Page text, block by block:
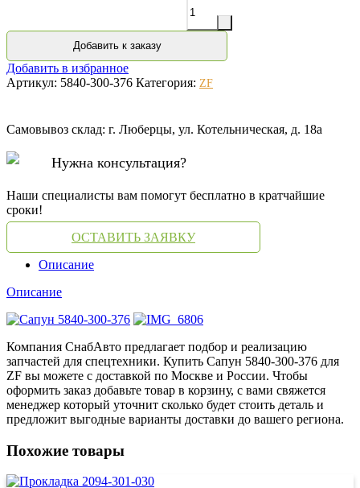
Добавить к заказу
Добавить в избранное
Артикул: 5840-300-376 Категория: ZF
Самовывоз склад: г. Люберцы, ул. Котельническая, д. 18а
Нужна консультация?
Наши специалисты вам помогут бесплатно в кратчайшие
сроки!
ОСТАВИТЬ ЗАЯВКУ
Описание
Описание
Компания СнабАвто предлагает подбор и реализацию
запчастей для спецтехники. Купить Сапун 5840-300-376 для
ZF вы можете с доставкой по Москве и России. Чтобы
оформить заказ добавьте товар в корзину, с вами свяжется
менеджер который уточнит сколько будет стоить деталь и
предложит выгодные варианты доставки до вашего региона.
Похожие товары